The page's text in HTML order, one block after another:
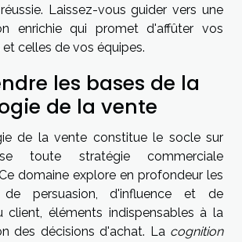
Laissez-vous guider vers une
enrichie qui promet d'affûter vos
celles de vos équipes.
les bases de la
de la vente
de la vente constitue le socle sur
toute stratégie commerciale
domaine explore en profondeur les
de persuasion, d'influence et de
client, éléments indispensables à la
des décisions d'achat. La cognition